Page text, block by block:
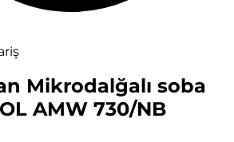
Mikrodalğalı soba
AMW 730/NB